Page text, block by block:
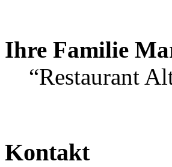
Ihre Familie
“Restaurant
Kontakt